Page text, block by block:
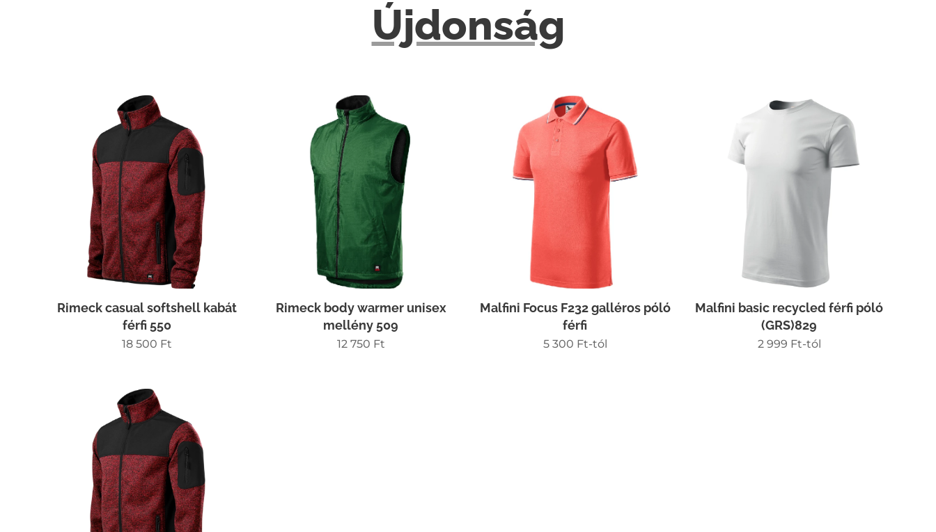
Újdonság
Rimeck casual softshell kabát
férfi 550
18 500 Ft
Rimeck body warmer unisex
mellény 509
12 750 Ft
Malfini Focus F232 galléros póló
férfi
5 300 Ft-tól
Malfini basic recycled férfi póló
(GRS)829
2 999 Ft-tól